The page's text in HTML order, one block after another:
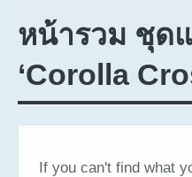
หน้ารวม ชุด
‘Corolla
If you can't find what